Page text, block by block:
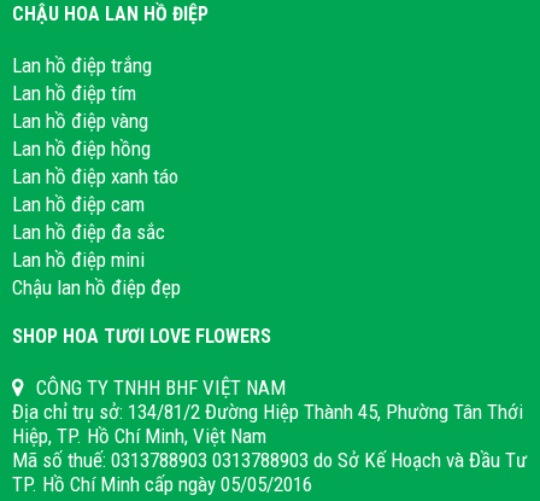
CHẬU HOA LAN HỒ ĐIỆP
Lan hồ điệp trắng
Lan hồ điệp tím
Lan hồ điệp vàng
Lan hồ điệp hồng
Lan hồ điệp xanh táo
Lan hồ điệp cam
Lan hồ điệp đa sắc
Lan hồ điệp mini
Chậu lan hồ điệp đẹp
SHOP HOA TƯƠI LOVE FLOWERS
CÔNG TY TNHH BHF VIỆT NAM
Địa chỉ trụ sở: 134/81/2 Đường Hiệp Thành 45, Phường Tân Thới
Hiệp, TP. Hồ Chí Minh, Việt Nam
Mã số thuế: 0313788903 0313788903 do Sở Kế Hoạch và Đầu Tư
TP. Hồ Chí Minh cấp ngày 05/05/2016